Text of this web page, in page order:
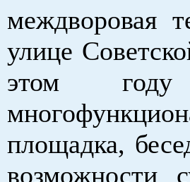
междворовая
улице
этом году
площадка,
возможности